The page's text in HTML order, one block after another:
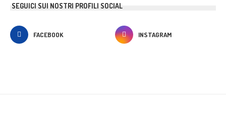
SEGUICI SUI NOSTRI PROFILI SOCIAL
FACEBOOK INSTAGRAM